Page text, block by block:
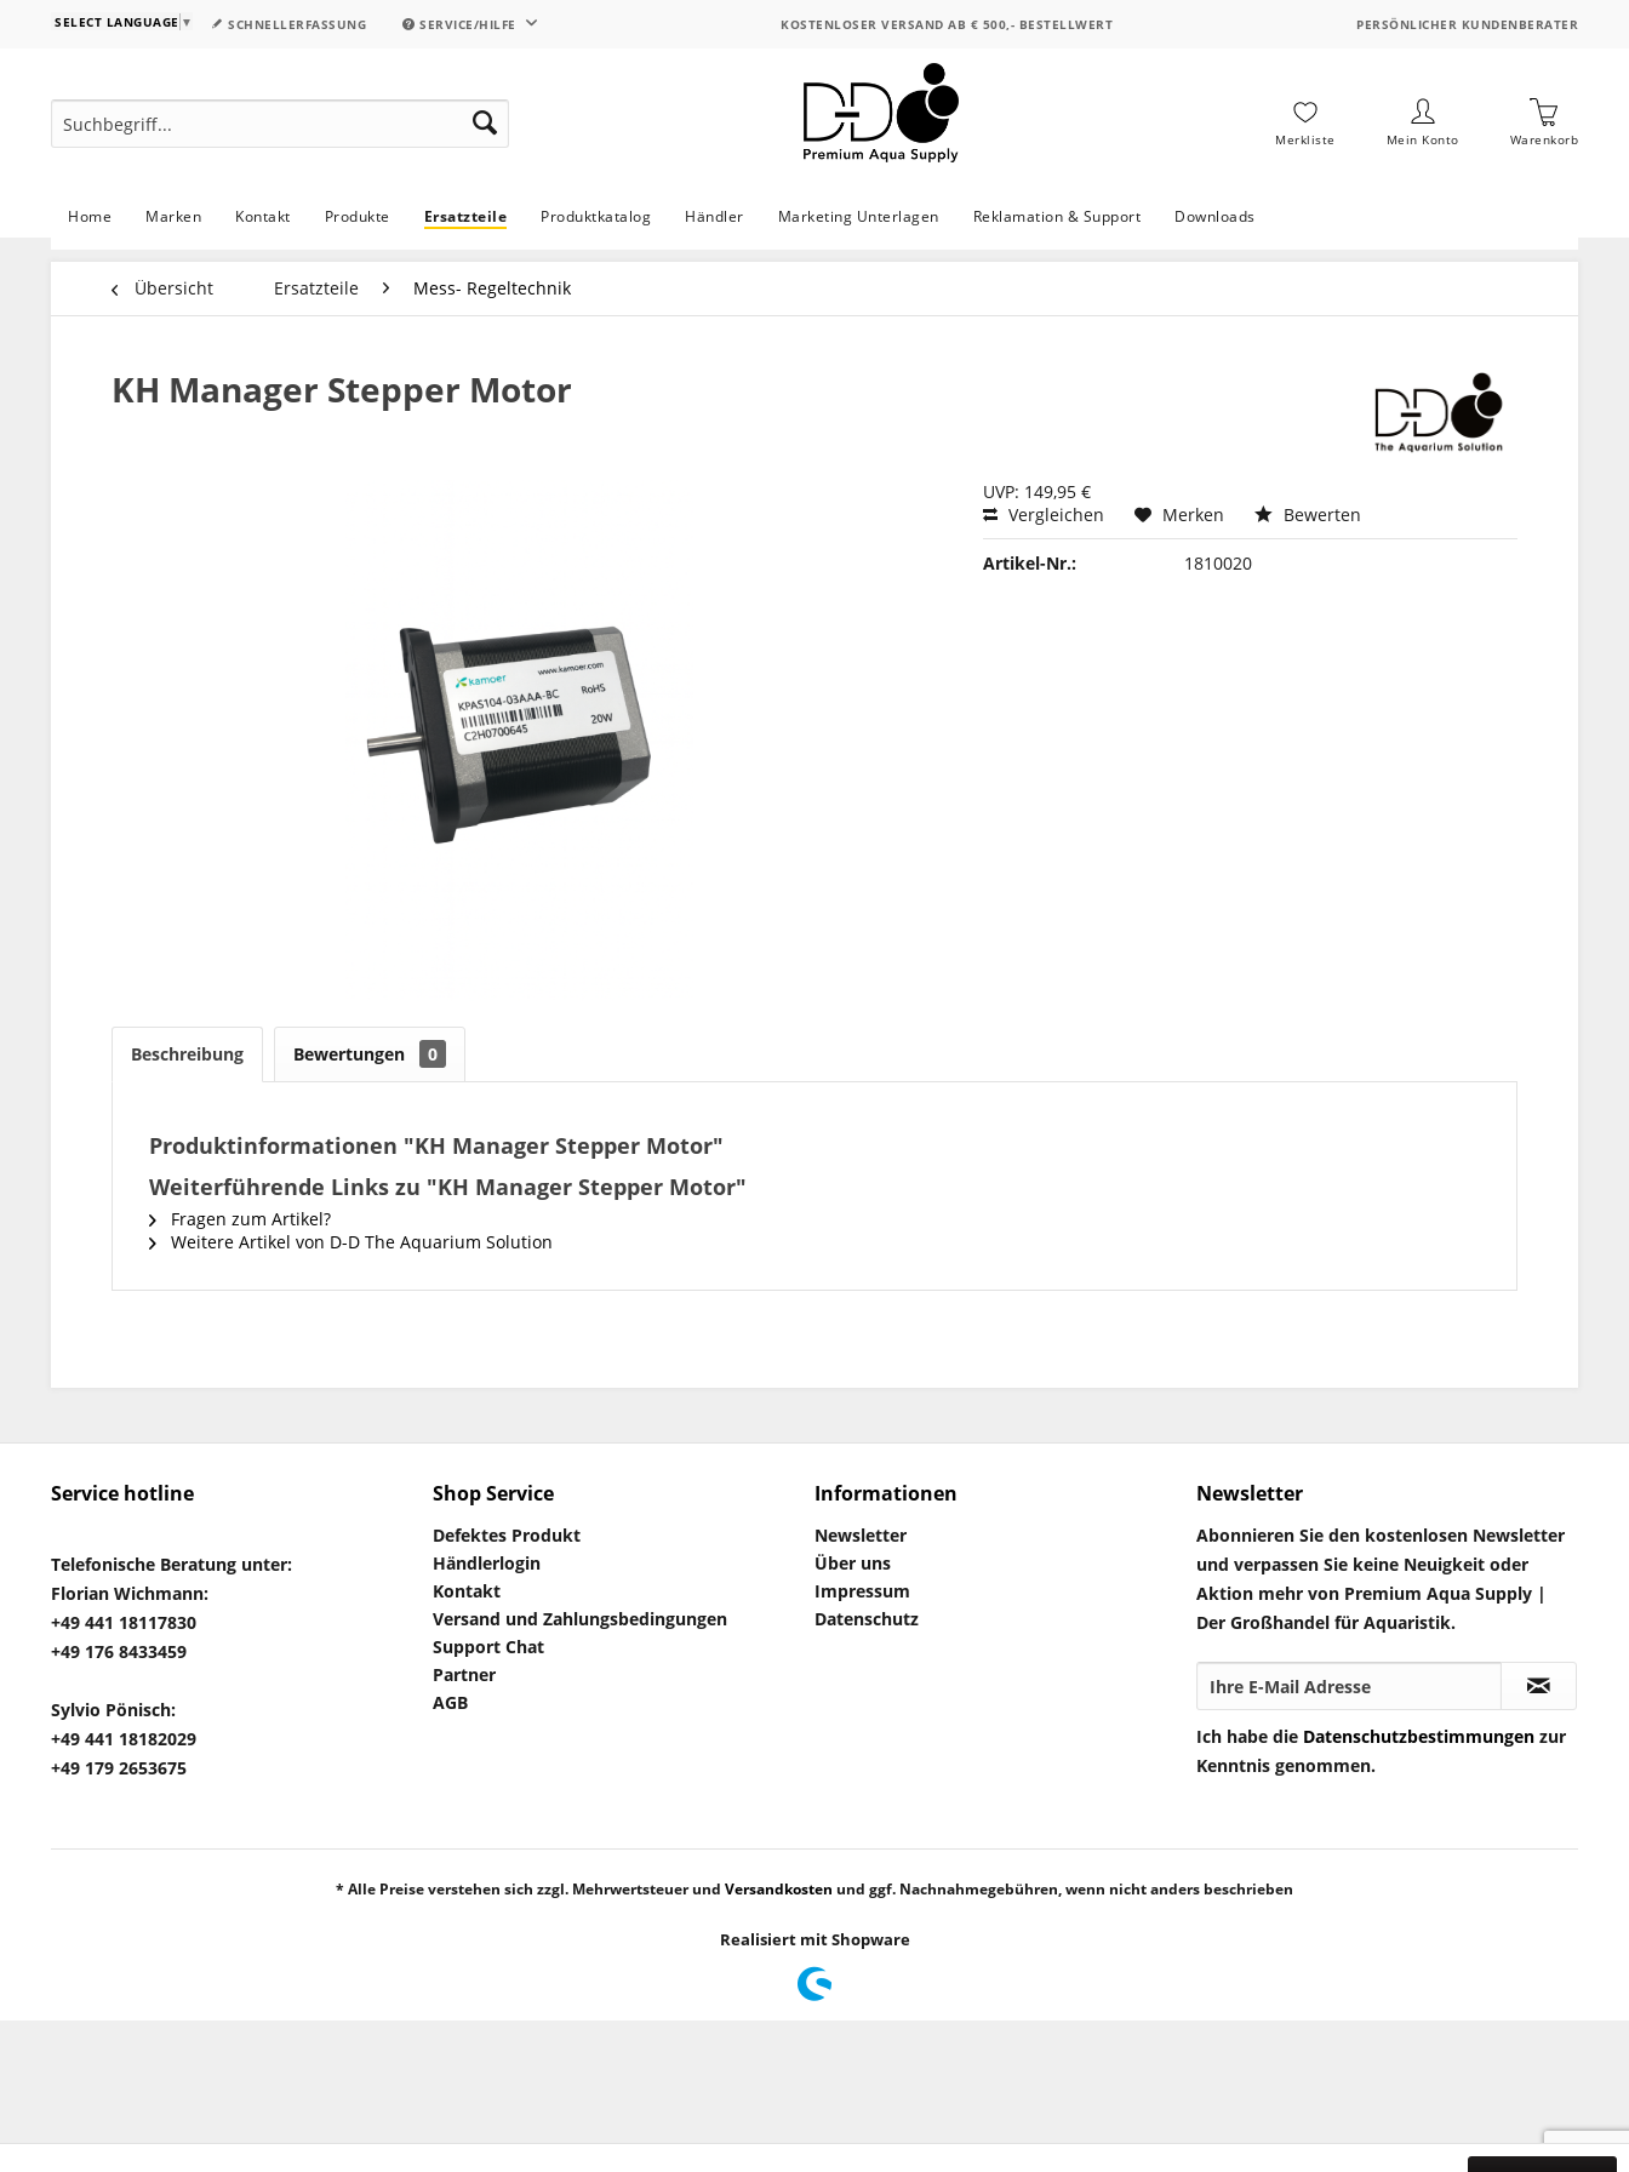
SELECT LANGUAGE ▼ SCHNELLERFASSUNG SERVICE/HILFE KOSTENLOSER VERSAND AB € 500,- BESTELLWERT PERSÖNLICHER KUNDENBERATER
Merkliste Mein Konto Warenkorb
Home Marken Kontakt Produkte Ersatzteile Produktkatalog Händler Marketing Unterlagen Reklamation & Support Downloads
Übersicht Ersatzteile Mess- Regeltechnik
KH Manager Stepper Motor
UVP: 149,95 €
Vergleichen
Merken Bewerten
Artikel-Nr.: 1810020
Beschreibung Bewertungen 0
Produktinformationen "KH Manager Stepper Motor"
Weiterführende Links zu "KH Manager Stepper Motor"
Fragen zum Artikel?
Weitere Artikel von D-D The Aquarium Solution
Service hotline
Telefonische Beratung unter:
Florian Wichmann:
+49 441 18117830
+49 176 8433459
Sylvio Pönisch:
+49 441 18182029
+49 179 2653675
Shop Service
Defektes Produkt
Händlerlogin
Kontakt
Versand und Zahlungsbedingungen
Support Chat
Partner
AGB
Informationen
Newsletter
Über uns
Impressum
Datenschutz
Newsletter
Abonnieren Sie den kostenlosen Newsletter
und verpassen Sie keine Neuigkeit oder
Aktion mehr von Premium Aqua Supply |
Der Großhandel für Aquaristik.
Ich habe die Datenschutzbestimmungen zur
Kenntnis genommen.
* Alle Preise verstehen sich zzgl. Mehrwertsteuer und Versandkosten und ggf. Nachnahmegebühren, wenn nicht anders beschrieben
Realisiert mit Shopware